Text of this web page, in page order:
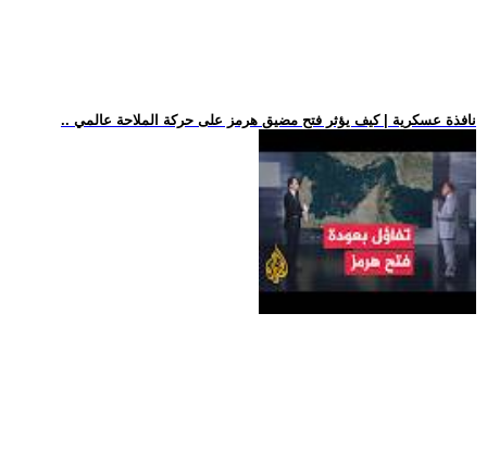
.. نافذة عسكرية | كيف يؤثر فتح مضيق هرمز على حركة الملاحة عالمي